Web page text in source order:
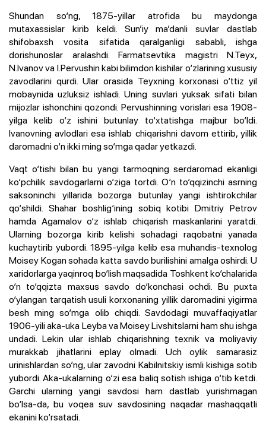
Shundan so‘ng, 1875-yillar atrofida bu maydonga
mutaxassislar kirib keldi. Sun’iy ma’danli suvlar dastlab
shifobaxsh vosita sifatida qaralganligi sababli, ishga
dorishunoslar aralashdi. Farmatsevtika magistri N.Teyx,
N.Ivanov va I.Pervushin kabi bilimdon kishilar o‘zlarining xususiy
zavodlarini qurdi. Ular orasida Teyxning korxonasi o‘ttiz yil
mobaynida uzluksiz ishladi. Uning suvlari yuksak sifati bilan
mijozlar ishonchini qozondi. Pervushinning vorislari esa 1908-
yilga kelib o‘z ishini butunlay to‘xtatishga majbur bo‘ldi.
Ivanovning avlodlari esa ishlab chiqarishni davom ettirib, yillik
daromadni o‘n ikki ming so‘mga qadar yetkazdi.
Vaqt o‘tishi bilan bu yangi tarmoqning serdaromad ekanligi
ko‘pchilik savdogarlarni o‘ziga tortdi. O‘n to‘qqizinchi asrning
saksoninchi yillarida bozorga butunlay yangi ishtirokchilar
qo‘shildi. Shahar boshlig‘ining sobiq kotibi Dmitriy Petrov
hamda Agamalov o‘z ishlab chiqarish maskanlarini yaratdi.
Ularning bozorga kirib kelishi sohadagi raqobatni yanada
kuchaytirib yubordi. 1895-yilga kelib esa muhandis-texnolog
Moisey Kogan sohada katta savdo burilishini amalga oshirdi. U
xaridorlarga yaqinroq bo‘lish maqsadida Toshkent ko‘chalarida
o‘n to‘qqizta maxsus savdo do‘konchasi ochdi. Bu puxta
o‘ylangan tarqatish usuli korxonaning yillik daromadini yigirma
besh ming so‘mga olib chiqdi. Savdodagi muvaffaqiyatlar
1906-yili aka-uka Leyba va Moisey Livshitslarni ham shu ishga
undadi. Lekin ular ishlab chiqarishning texnik va moliyaviy
murakkab jihatlarini eplay olmadi. Uch oylik samarasiz
urinishlardan so‘ng, ular zavodni Kabilnitskiy ismli kishiga sotib
yubordi. Aka-ukalarning o‘zi esa baliq sotish ishiga o‘tib ketdi.
Garchi ularning yangi savdosi ham dastlab yurishmagan
bo‘lsa-da, bu voqea suv savdosining naqadar mashaqqatli
ekanini ko‘rsatadi.